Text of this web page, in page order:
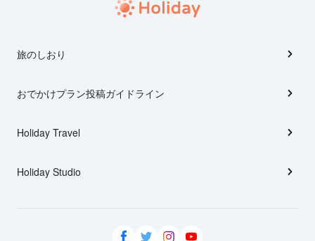
旅のしおり
おでかけプラン投稿ガイドライン
Holiday Travel
Holiday Studio